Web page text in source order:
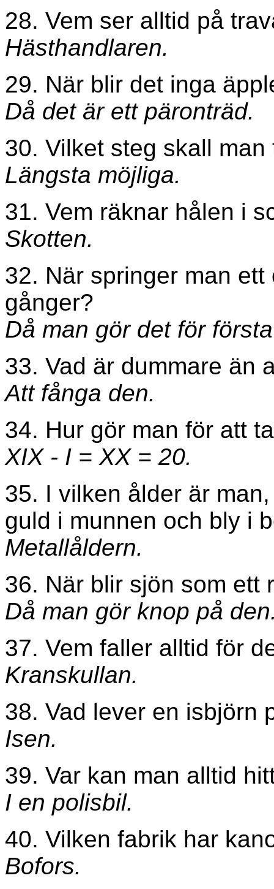
28. Vem ser alltid på
Hästhandlaren.
29. När blir det inga
Då det är ett päronträd.
30. Vilket steg skall
Längsta möjliga.
31. Vem räknar hålen i
Skotten.
32. När springer man
gånger?
Då man gör det för
33. Vad är dummare än
Att fånga den.
34. Hur gör man för att
XIX - I = XX = 20.
35. I vilken ålder är
guld i munnen och bly i
Metallåldern.
36. När blir sjön som ett
Då man gör knop på
37. Vem faller alltid för
Kranskullan.
38. Vad lever en isbjörn
Isen.
39. Var kan man alltid
I en polisbil.
40. Vilken fabrik har
Bofors.